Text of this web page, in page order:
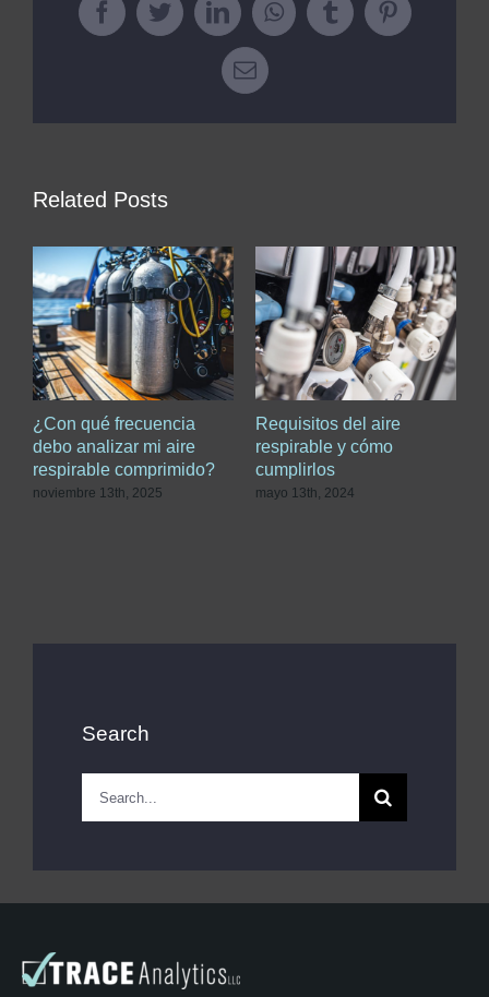
FacebookTwitterLinkedInWhatsApp
TumblrPinterest
Email
Related Posts
¿Con qué frecuencia
debo analizar mi aire
respirable comprimido?
noviembre 13th, 2025
Requisitos del aire
respirable y cómo
cumplirlos
mayo 13th, 2024
Search
Search
for: